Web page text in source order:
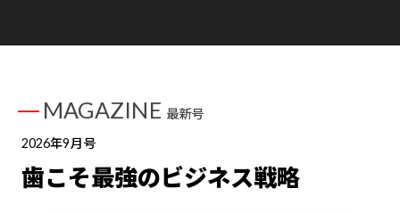
MAGAZINE 最新号
2026年9月号
歯こそ最強のビジネス戦略